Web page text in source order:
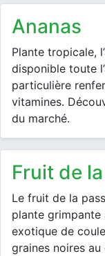
ananas
Plante tropicale,
disponible toute
particulière
vitamines.
du marché.
fruit de
Le fruit de la
plante grimpante
exotique de
graines noires